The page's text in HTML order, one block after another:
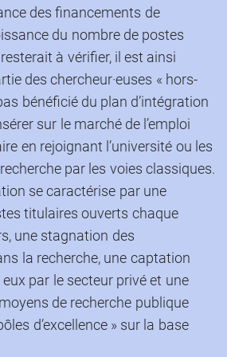
des financements de
du nombre de postes
à vérifier, il est ainsi
des chercheur·euses « hors-
bénéficié du plan d’intégration
sur le marché de l’emploi
en rejoignant l’université ou les
par les voies classiques.
se caractérise par une
titulaires ouverts chaque
une stagnation des
la recherche, une captation
eux par le secteur privé et une
de recherche publique
d’excellence » sur la base